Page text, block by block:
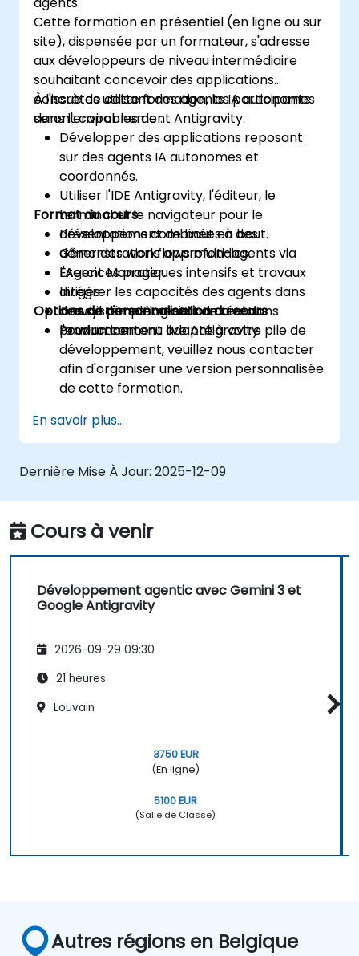
Cette formation en présentiel (en ligne ou sur
site), dispensée par un formateur, s'adresse
aux développeurs de niveau intermédiaire
souhaitant concevoir des applications
concrètes utilisant des agents IA autonomes
dans l'environnement Antigravity.
À l'issue de cette formation, les participants
seront capables de :
Développer des applications reposant
sur des agents IA autonomes et
coordonnés.
Utiliser l'IDE Antigravity, l'éditeur, le
terminal et le navigateur pour le
développement de bout en bout.
Gérer des workflows multi-agents via
l'Agent Manager.
Intégrer les capacités des agents dans
des systèmes logiciels de niveau
production.
Format du cours
Présentations combinées à des
démonstrations approfondies.
Exercices pratiques intensifs et travaux
dirigés.
Travail d'implémentation réel dans
l'environnement live Antigravity.
Options de personnalisation du cours
Pour un contenu adapté à votre pile de
développement, veuillez nous contacter
afin d'organiser une version personnalisée
de cette formation.
En savoir plus...
Dernière Mise À Jour: 2025-12-09
Cours à venir
Développement agentic avec Gemini 3 et
Google Antigravity
2026-09-29 09:30
21 heures
Louvain
3750 EUR
(En ligne)
5100 EUR
(Salle de Classe)
Autres régions en Belgique